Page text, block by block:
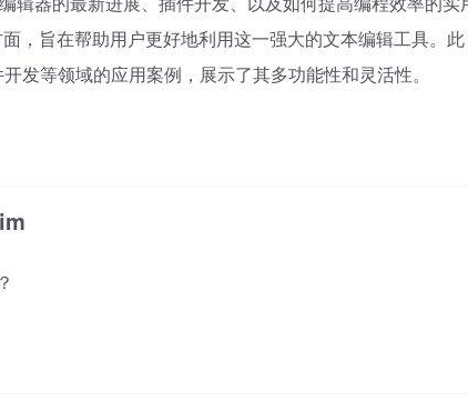
，旨在帮助用户更好地利用这一强大的文本编辑工具。此
发等领域的应用案例，展示了其多功能性和灵活性。